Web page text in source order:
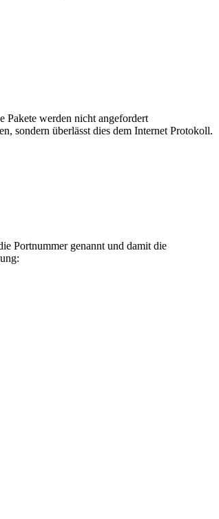
Pakete werden nicht angefordert
sondern überlässt dies dem Internet Protokoll.
Portnummer genannt und damit die